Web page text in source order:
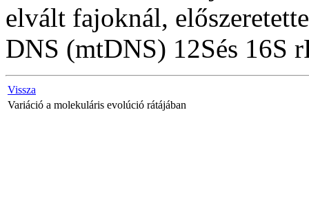
elvált fajoknál,
DNS (mtDNS) 12Sés 16S
Vissza
Variáció a molekuláris evolúció rátájában